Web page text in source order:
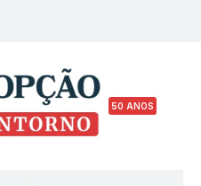
50 ANOS